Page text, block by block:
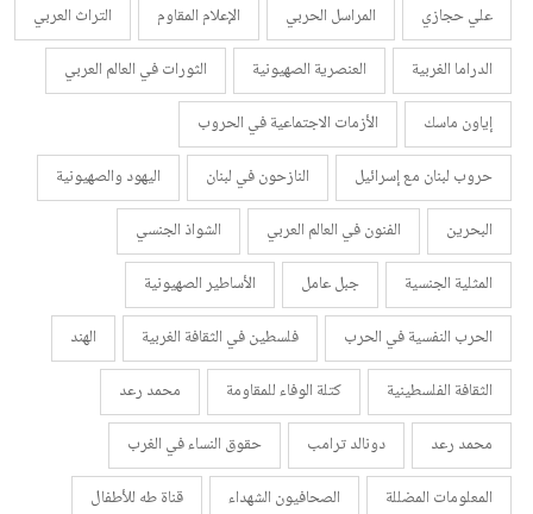
علي حجازي
المراسل الحربي الإعلام المقاوم
التراث العربي
الدراما الغربية
العنصرية الصهيونية
الثورات في العالم العربي
إياون ماسك
الأزمات الاجتماعية في الحروب
حروب لبنان مع إسرائيل
النازحون في لبنان
اليهود والصهيونية
البحرين
الفنون في العالم العربي
الشواذ الجنسي
المثلية الجنسية
جبل عامل
الأساطير الصهيونية
الحرب النفسية في الحرب
فلسطين في الثقافة الغربية
الهند
الثقافة الفلسطينية
كتلة الوفاء للمقاومة
محمد رعد
محمد رعد
دونالد ترامب
حقوق النساء في الغرب
المعلومات المضللة
الصحافيون الشهداء
قناة طه للأطفال